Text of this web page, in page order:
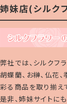
姉妹店(シルク
弊社では、シルクフ
胡蝶蘭、お榊、仏花
彩る商品を取り揃え
是非、姉妹サイトに